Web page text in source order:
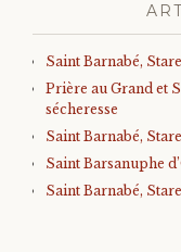
Saint Barnabé,
Prière au Grand et
sécheresse
Saint Barnabé,
Saint Barsanuphe
Saint Barnabé,